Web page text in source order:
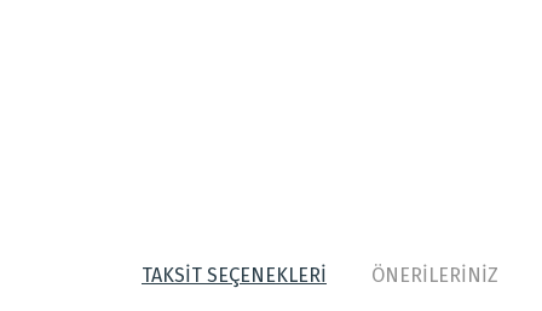
TAKSİT SEÇENEKLERİ ÖNERİLERİNİZ